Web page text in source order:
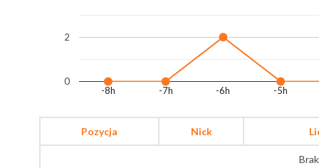
-8h -7h -6h -5h
0
2
Pozycja Nick